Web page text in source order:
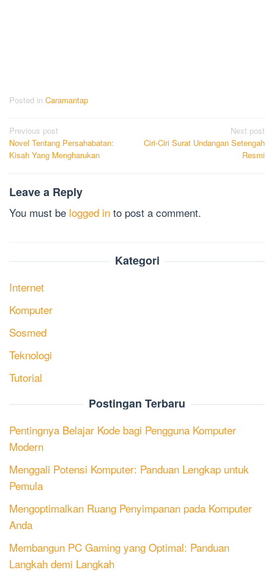
Posted in Caramantap
Post
navigation
Previous post
Novel Tentang Persahabatan:
Kisah Yang Mengharukan
Next post
Ciri-Ciri Surat Undangan Setengah
Resmi
Leave a Reply
You must be logged in to post a comment.
Kategori
Internet
Komputer
Sosmed
Teknologi
Tutorial
Postingan Terbaru
Pentingnya Belajar Kode bagi Pengguna Komputer
Modern
Menggali Potensi Komputer: Panduan Lengkap untuk
Pemula
Mengoptimalkan Ruang Penyimpanan pada Komputer
Anda
Membangun PC Gaming yang Optimal: Panduan
Langkah demi Langkah